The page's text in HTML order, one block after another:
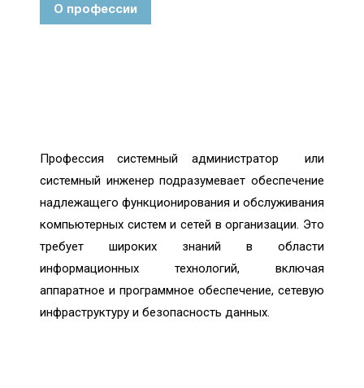
О профессии
Профессия системный администратор или
системный инженер подразумевает обеспечение
надлежащего функционирования и обслуживания
компьютерных систем и сетей в организации. Это
требует широких знаний в области
информационных технологий, включая
аппаратное и программное обеспечение, сетевую
инфраструктуру и безопасность данных.